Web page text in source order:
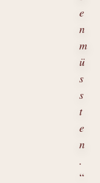
e
n
m
ü
s
s
t
e
n
.
“